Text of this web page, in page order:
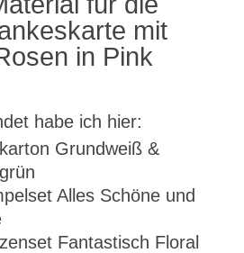
mit
in Pink
habe ich hier:
Grundweiß &
Alles Schöne und
Fantastisch Floral